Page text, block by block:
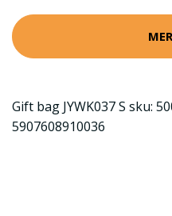
Gift bag JYWK037 S sku:
5907608910036